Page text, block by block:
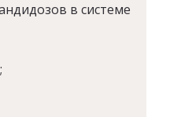
в системе